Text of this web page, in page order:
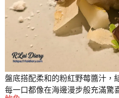
盤底搭配柔和的粉紅野莓醬汁，
每一口都像在海邊漫步般充滿驚